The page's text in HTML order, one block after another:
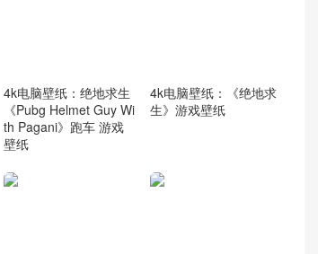
4k电脑壁纸：绝地求生
《Pubg Helmet Guy Wi
th Pagani》跑车 游戏
壁纸
4k电脑壁纸：《绝地求
生》游戏壁纸